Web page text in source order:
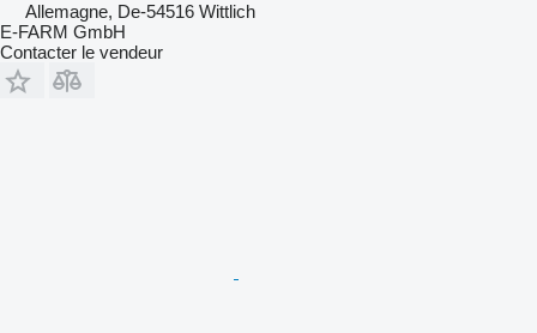
Allemagne, De-54516 Wittlich
E-FARM GmbH
Contacter le vendeur